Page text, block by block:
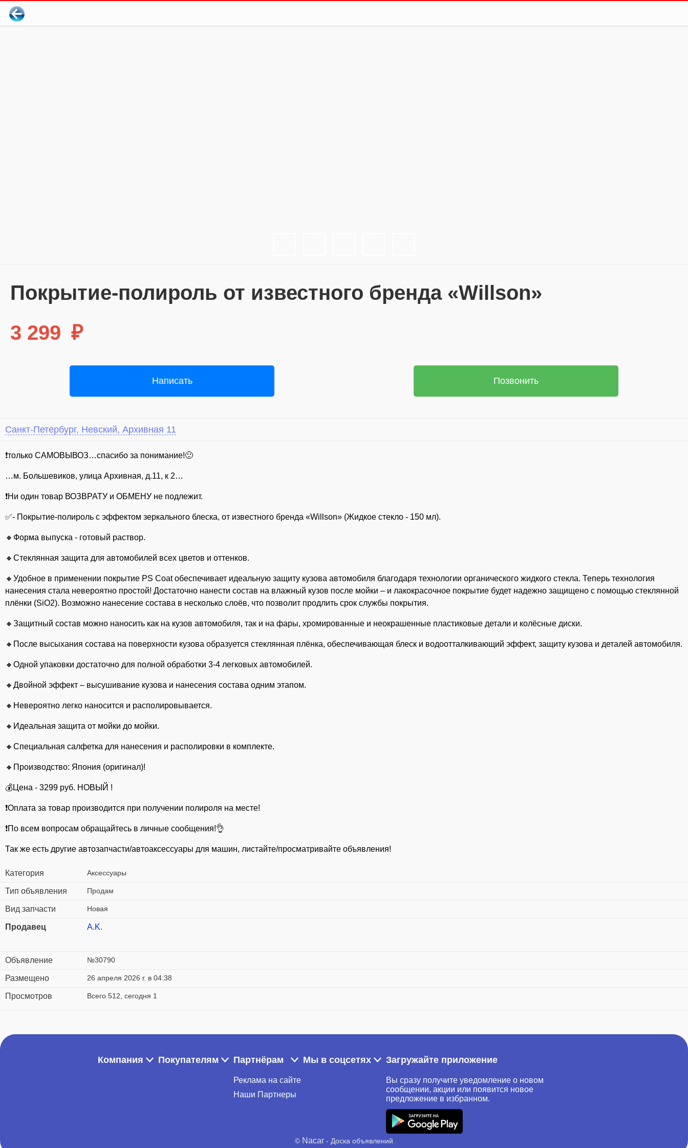
Покрытие-полироль от известного бренда «Willson»
3 299 ₽
Написать Позвонить
Санкт-Петербург, Невский, Архивная 11
⁣❗только САМОВЫВОЗ…спасибо за понимание!🙂
…м. Большевиков, улица Архивная, д.11, к 2…
❗Ни один товар ВОЗВРАТУ и ОБМЕНУ не подлежит.
✅- Покрытие-полироль с эффектом зеркального блеска, от известного бренда «Willson» (Жидкое стекло - 150 мл).
🔸Форма выпуска - готовый раствор.
🔸Стеклянная защита для автомобилей всех цветов и оттенков.
🔸Удобное в применении покрытие PS Coat обеспечивает идеальную защиту кузова автомобиля благодаря технологии органического жидкого стекла. Теперь технология
нанесения стала невероятно простой! Достаточно нанести состав на влажный кузов после мойки – и лакокрасочное покрытие будет надежно защищено с помощью стеклянной
плёнки (SiO2). Возможно нанесение состава в несколько слоёв, что позволит продлить срок службы покрытия.
🔸Защитный состав можно наносить как на кузов автомобиля, так и на фары, хромированные и неокрашенные пластиковые детали и колёсные диски.
🔸После высыхания состава на поверхности кузова образуется стеклянная плёнка, обеспечивающая блеск и водоотталкивающий эффект, защиту кузова и деталей автомобиля.
🔸Одной упаковки достаточно для полной обработки 3-4 легковых автомобилей.
🔸Двойной эффект – высушивание кузова и нанесения состава одним этапом.
🔸Невероятно легко наносится и располировывается.
🔸Идеальная защита от мойки до мойки.
🔸Специальная салфетка для нанесения и располировки в комплекте.
🔸Производство: Япония (оригинал)!
💰Цена - 3299 руб. НОВЫЙ !
❗Оплата за товар производится при получении полироля на месте!
❗По всем вопросам обращайтесь в личные сообщения!👌
Так же есть другие автозапчасти/автоаксессуары для машин, листайте/просматривайте объявления!
Категория Аксессуары
Тип объявления Продам
Вид запчасти Новая
Продавец А.K.
Объявление №30790
Размещено 26 апреля 2026 г. в 04:38
Просмотров Всего 512, сегодня 1
Компания Покупателям Партнёрам
Реклама на сайте
Наши Партнеры
Мы в соцсетях Загружайте приложение
Вы сразу получите уведомление о новом
сообщении, акции или появится новое
предложение в избранном.
© Nacar - Доска объявлений